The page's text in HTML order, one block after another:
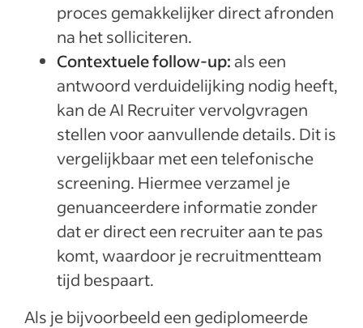
proces gemakkelijker direct afronden
na het solliciteren.
Contextuele follow-up: als een
antwoord verduidelijking nodig heeft,
kan de AI Recruiter vervolgvragen
stellen voor aanvullende details. Dit is
vergelijkbaar met een telefonische
screening. Hiermee verzamel je
genuanceerdere informatie zonder
dat er direct een recruiter aan te pas
komt, waardoor je recruitmentteam
tijd bespaart.
Als je bijvoorbeeld een gediplomeerde